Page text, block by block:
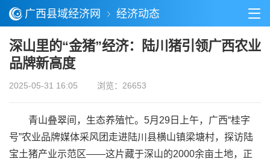
广西县域经济网 经济动态
深山里的“金猪”经济：陆川猪引领广西农业
品牌新高度
2025-05-31 16:05 浏览：26653
青山叠翠间，生态养殖忙。5月29日上午，广西“桂字
号”农业品牌媒体采风团走进陆川县横山镇梁塘村，探访陆
宝土猪产业示范区——这片藏于深山的2000余亩土地，正